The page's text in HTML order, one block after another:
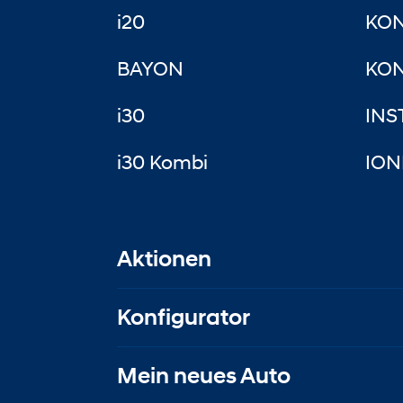
i20
BAYON
i30
i30 Kombi
Aktionen
Konfigurator
Mein neues Auto